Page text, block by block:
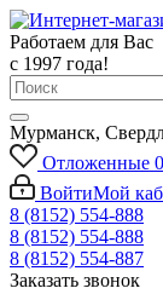
Работаем для Вас
с 1997 года!
Мурманск,
Отложенные 0
ВойтиМой
8 (8152) 554-888
8 (8152) 554-888
8 (8152) 554-887
Заказать звонок